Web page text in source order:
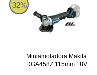
32%
Miniamoladora Makita
DGA458Z 115mm 18V